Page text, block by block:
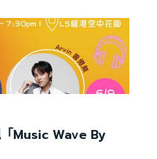
Music Wave By